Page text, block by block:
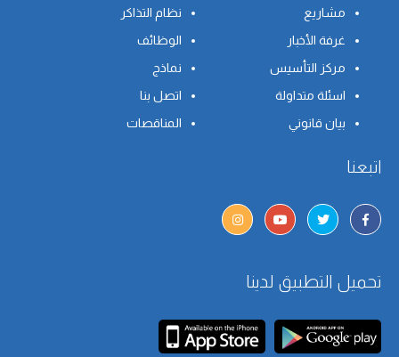
مشاريع
نظام التذاكر
غرفة الأخبار
الوظائف
مركز التأسيس
نماذج
اسئلة متداولة
اتصل بنا
بيان قانوني
المناقصات
اتبعنا
تحميل التطبيق لدينا